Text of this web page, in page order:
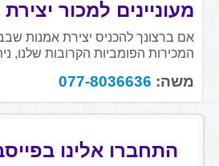
מעוניינים למכור
אם ברצונך להכניס יצירת אמנות
המכירות הפומביות הקרובות שלנו,
משה: 077-8036636
התחברו אלינו